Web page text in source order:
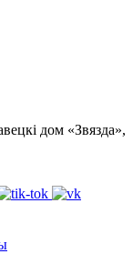
дом «Звязда»,